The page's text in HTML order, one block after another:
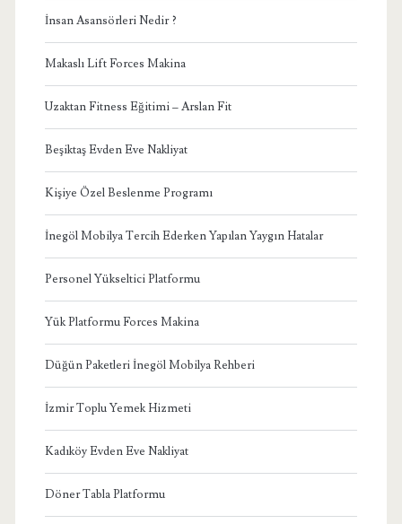
İnsan Asansörleri Nedir ?
Makaslı Lift Forces Makina
Uzaktan Fitness Eğitimi – Arslan Fit
Beşiktaş Evden Eve Nakliyat
Kişiye Özel Beslenme Programı
İnegöl Mobilya Tercih Ederken Yapılan Yaygın Hatalar
Personel Yükseltici Platformu
Yük Platformu Forces Makina
Düğün Paketleri İnegöl Mobilya Rehberi
İzmir Toplu Yemek Hizmeti
Kadıköy Evden Eve Nakliyat
Döner Tabla Platformu